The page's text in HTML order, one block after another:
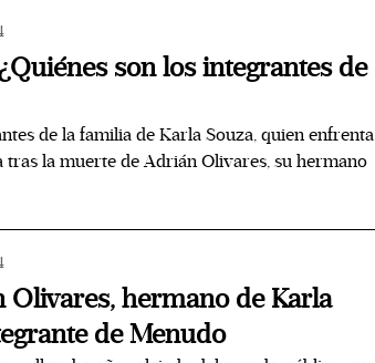
son los integrantes de
de la familia de Karla Souza, quien enfrenta
tras la muerte de Adrián Olivares, su hermano
Olivares, hermano de Karla
de Menudo